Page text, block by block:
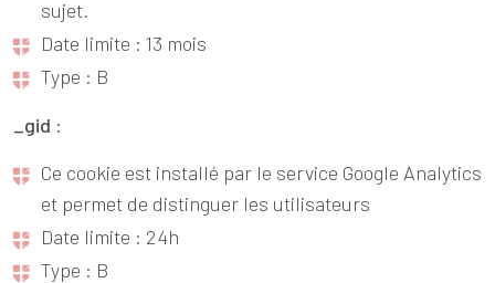
sujet.
Date limite : 13 mois
Type : B
_gid :
Ce cookie est installé par le service Google Analytics
et permet de distinguer les utilisateurs
Date limite : 24h
Type : B